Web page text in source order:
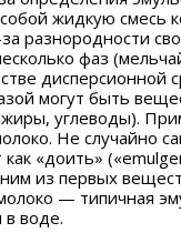
собой жидкую
разнородности
фаз
дисперсионной
могут быть
углеводы).
Не случайно
как «доить»
из первых
— типичная
воде.